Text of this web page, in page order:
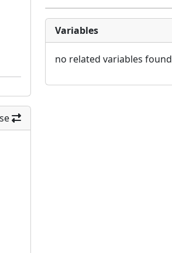
Variables
no related variables found